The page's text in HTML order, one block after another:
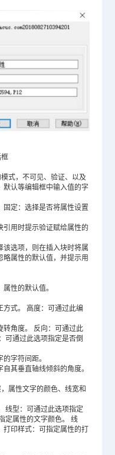
式，不可见、验证、以及
默认等编辑框中输入值的字
固定：选择是否将属性设置
引用时提示验证赋给属性的
该选项，则在插入块时将属
属性的默认值，并提示用
性的默认值。
方式。 高度：可通过此编
转角度。 反向：可通过此
可通过此选项指定是否倒
字符间距。
其垂直轴线倾斜的角度。
属性文字的颜色、线宽和
线型：可通过此选项指定
定属性的文字颜色。 线
印样式：可指定属性的打